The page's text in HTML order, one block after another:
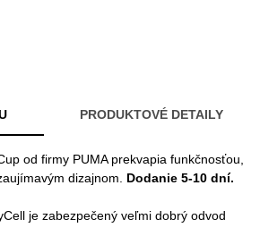
PRODUKTOVÉ DETAILY
od firmy PUMA prekvapia funkčnosťou,
dizajnom. Dodanie 5-10 dní.
je zabezpečený veľmi dobrý odvod